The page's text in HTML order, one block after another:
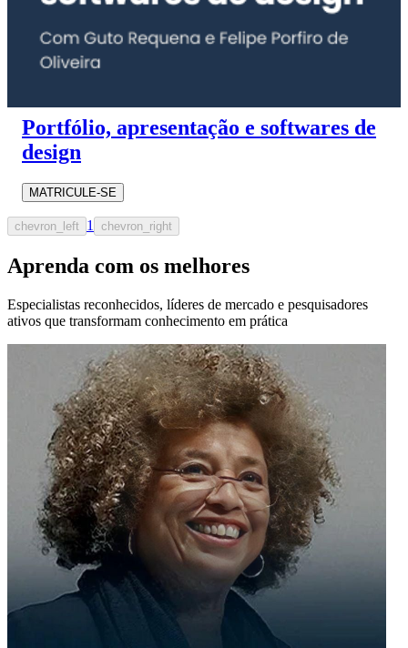
Portfólio, apresentação e softwares de
design
MATRICULE-SE
chevron_left 1 chevron_right
Aprenda com os melhores
Especialistas reconhecidos, líderes de mercado e pesquisadores
ativos que transformam conhecimento em prática